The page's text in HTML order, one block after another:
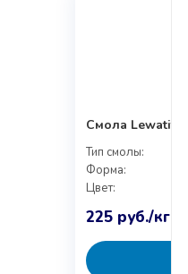
Смола Lewatit
Тип смолы:
Форма:
Цвет:
225 руб./кг